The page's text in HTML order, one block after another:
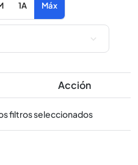
1A Máx
Acción
filtros seleccionados